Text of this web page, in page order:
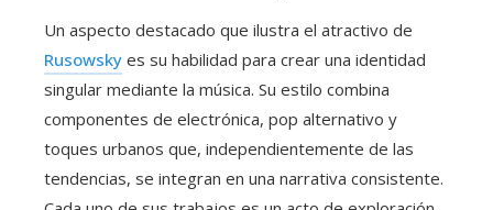
Un aspecto destacado que ilustra el atractivo de
Rusowsky es su habilidad para crear una identidad
singular mediante la música. Su estilo combina
componentes de electrónica, pop alternativo y
toques urbanos que, independientemente de las
tendencias, se integran en una narrativa consistente.